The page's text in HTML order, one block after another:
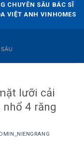
CHUYÊN SÂU BÁC SĨ
VIỆT ANH VINHOMES
lưỡi cải
4 răng